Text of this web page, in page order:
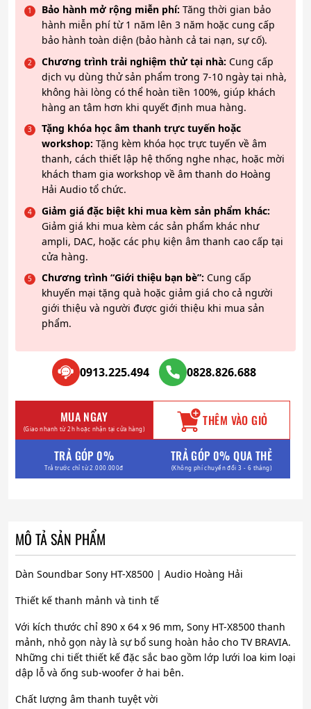
Bảo hành mở rộng miễn phí: Tăng thời gian bảo
hành miễn phí từ 1 năm lên 3 năm hoặc cung cấp
bảo hành toàn diện (bảo hành cả tai nạn, sự cố).
Chương trình trải nghiệm thử tại nhà: Cung cấp
dịch vụ dùng thử sản phẩm trong 7-10 ngày tại nhà,
không hài lòng có thể hoàn tiền 100%, giúp khách
hàng an tâm hơn khi quyết định mua hàng.
Tặng khóa học âm thanh trực tuyến hoặc
workshop: Tặng kèm khóa học trực tuyến về âm
thanh, cách thiết lập hệ thống nghe nhạc, hoặc mời
khách tham gia workshop về âm thanh do Hoàng
Hải Audio tổ chức.
Giảm giá đặc biệt khi mua kèm sản phẩm khác:
Giảm giá khi mua kèm các sản phẩm khác như
ampli, DAC, hoặc các phụ kiện âm thanh cao cấp tại
cửa hàng.
Chương trình “Giới thiệu bạn bè”: Cung cấp
khuyến mại tặng quà hoặc giảm giá cho cả người
giới thiệu và người được giới thiệu khi mua sản
phẩm.
0913.225.494 0828.826.688
MUA NGAY
(Giao nhanh từ 2h hoặc nhận tại cửa hàng) THÊM VÀO GIỎ
TRẢ GÓP 0%
Trả trước chỉ từ 2.000.000đ
TRẢ GÓP 0% QUA THẺ
(Không phí chuyển đổi 3 - 6 tháng)
MÔ TẢ SẢN PHẨM
Dàn Soundbar Sony HT-X8500 | Audio Hoàng Hải
Thiết kế thanh mảnh và tinh tế
Với kích thước chỉ 890 x 64 x 96 mm, Sony HT-X8500 thanh
mảnh, nhỏ gọn này là sự bổ sung hoàn hảo cho TV BRAVIA.
Những chi tiết thiết kế đặc sắc bao gồm lớp lưới loa kim loại
dập lỗ và ống sub-woofer ở hai bên.
Chất lượng âm thanh tuyệt vời